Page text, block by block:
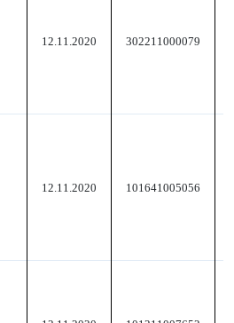
12.11.2020 302211000079
12.11.2020 101641005056